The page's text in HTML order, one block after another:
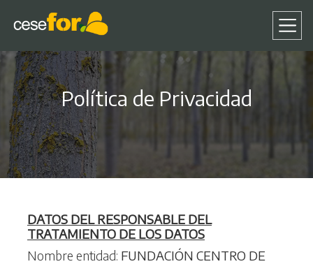
Pasar
contenido
Política de Privacidad
DATOS DEL RESPONSABLE DEL
TRATAMIENTO DE LOS DATOS
Nombre entidad: FUNDACIÓN CENTRO DE